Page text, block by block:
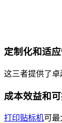
定制化和适
这三者提供了
成本效益和
打印贴标机可最